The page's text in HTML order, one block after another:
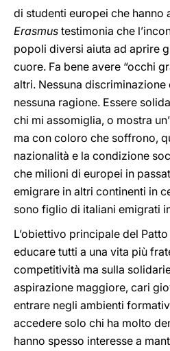
di studenti europei che hanno
Erasmus testimonia che
popoli diversi aiuta ad aprire
cuore. Fa bene avere “occhi
altri. Nessuna
nessuna ragione. Essere
chi mi assomiglia, o mostra
ma con coloro che soffrono,
nazionalità e la condizione
che milioni di europei in
emigrare in altri continenti in
sono figlio di italiani emigrati
L’obiettivo principale del
educare tutti a una vita più
competitività ma sulla
aspirazione maggiore, cari
entrare negli ambienti
accedere solo chi ha molto
hanno spesso interesse a